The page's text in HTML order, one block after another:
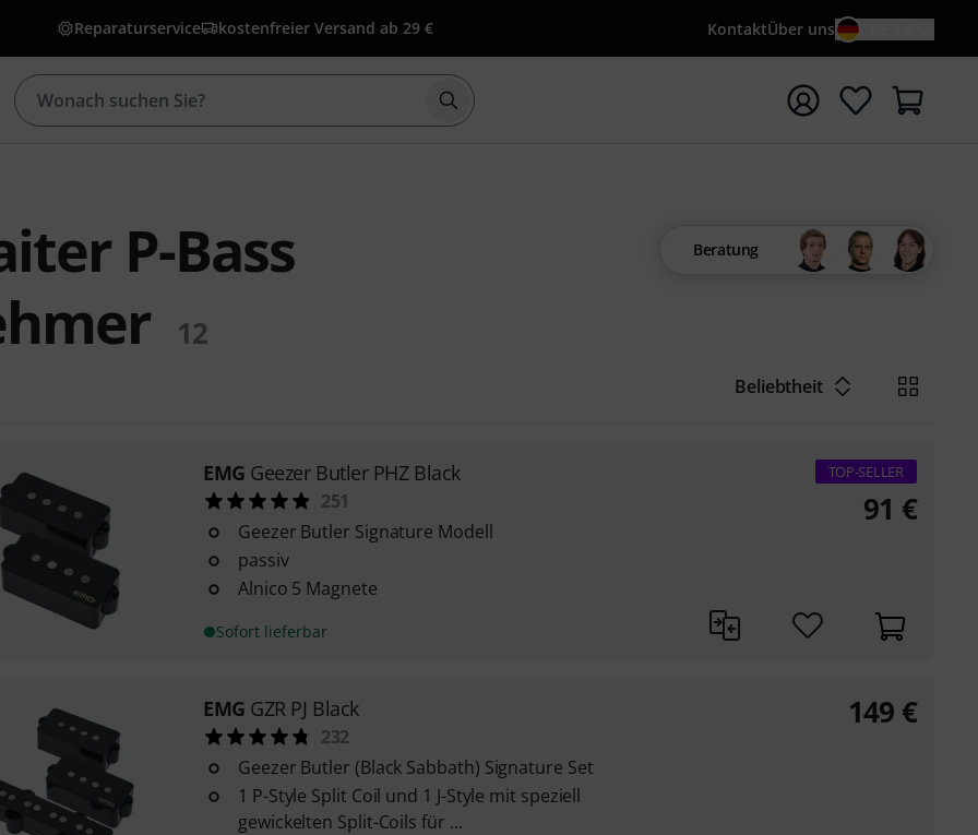
Reparaturservice kostenfreier Versand ab 29 € KontaktÜber uns
Suche mit Suchwort {searchTerm} starten
P-Bass
12
Beratung
Beliebtheit
EMG Geezer Butler PHZ Black
251
Geezer Butler Signature Modell
passiv
Alnico 5 Magnete
Sofort lieferbar
TOP-SELLER
91 €
EMG GZR PJ Black
232
Geezer Butler (Black Sabbath) Signature Set
1 P-Style Split Coil und 1 J-Style mit speziell
gewickelten Split-Coils für ...
149 €